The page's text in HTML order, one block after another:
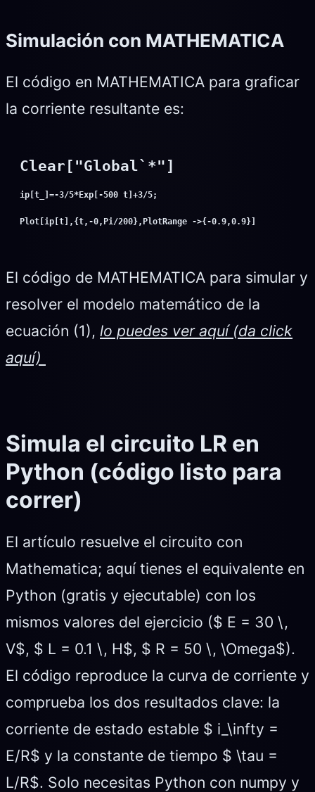
Simulación con MATHEMATICA
El código en MATHEMATICA para graficar
la corriente resultante es:
Plot[ip[t],{t,-0,Pi/200},PlotRange ->{-0.9,0.9}]
El código de MATHEMATICA para simular y
resolver el modelo matemático de la
ecuación (1), lo puedes ver aquí (da click
aquí)
Simula el circuito LR en
Python (código listo para
correr)
El artículo resuelve el circuito con
Mathematica; aquí tienes el equivalente en
Python (gratis y ejecutable) con los
mismos valores del ejercicio ($ E = 30 \,
V$, $ L = 0.1 \, H$, $ R = 50 \, \Omega$).
El código reproduce la curva de corriente y
comprueba los dos resultados clave: la
corriente de estado estable $ i_\infty =
E/R$ y la constante de tiempo $ \tau =
L/R$. Solo necesitas Python con numpy y